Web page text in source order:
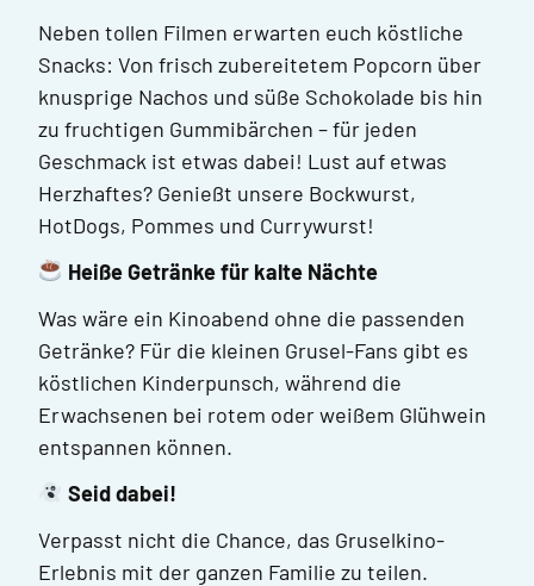
Neben tollen Filmen erwarten euch köstliche
Snacks: Von frisch zubereitetem Popcorn über
knusprige Nachos und süße Schokolade bis hin
zu fruchtigen Gummibärchen – für jeden
Geschmack ist etwas dabei! Lust auf etwas
Herzhaftes? Genießt unsere Bockwurst,
HotDogs, Pommes und Currywurst!
Heiße Getränke für kalte Nächte
Was wäre ein Kinoabend ohne die passenden
Getränke? Für die kleinen Grusel-Fans gibt es
köstlichen Kinderpunsch, während die
Erwachsenen bei rotem oder weißem Glühwein
entspannen können.
Seid dabei!
Verpasst nicht die Chance, das Gruselkino-
Erlebnis mit der ganzen Familie zu teilen.